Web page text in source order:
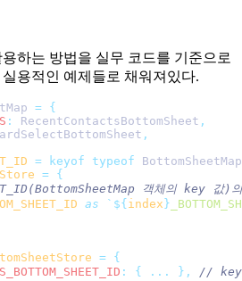
하는 방법을 실무 코드를 기준으로
용적인 예제들로 채워져있다.
= {
: RecentContactsBottomSheet ,
,
= keyof typeof BottomSheetMap
= {
객체의 key 값)의
as `${ index }
= {
: { ... },
// key